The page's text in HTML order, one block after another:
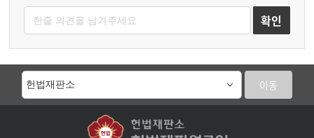
이동